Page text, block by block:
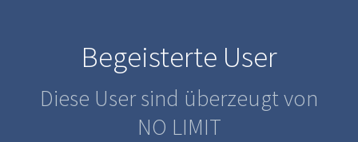
Begeisterte User
Diese User sind überzeugt von
NO LIMIT